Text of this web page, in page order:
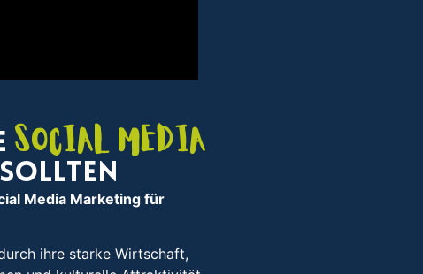
Social Media
sollten
Media Marketing für
ihre starke Wirtschaft,